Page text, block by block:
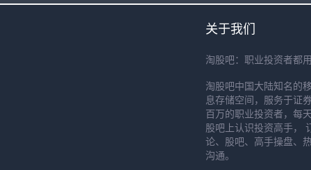
关于我们
淘股吧：职业投资者都
淘股吧中国大陆知名的
息存储空间，服务于证
百万的职业投资者，每
股吧上认识投资高手，
论、股吧、高手操盘、
沟通。